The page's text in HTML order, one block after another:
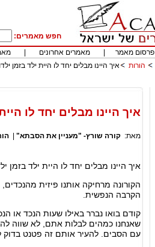
חפש מאמרים:
פרסום מאמר מאמרים אחרונים
הורות איך היינו מבלים יחד לו היית ילד בזמן
איך היינו מבלים יחד לו
מאת: קורה שורץ- "מעניין את הסבתא"
איך היינו מבלים יחד לו היית ילד בזמן
הקורונה מרחיקה אותנו פיזית
הקרבה הנפשית.
קודם בואו נברר באילו שעות הנכד או
שאנחנו כמהים לבלות אתם, לא שווה
עם הסבים. להעיר אותם זה פטנט בדוק